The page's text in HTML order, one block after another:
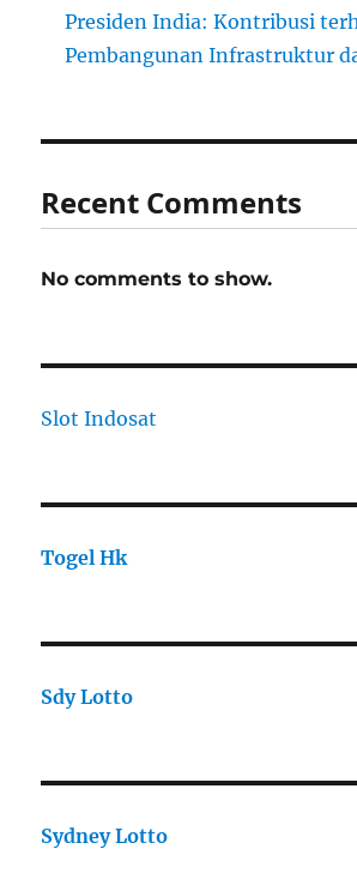
Presiden India: Kontribusi
Pembangunan Infrastruktur
Recent Comments
No comments to show.
Slot Indosat
Togel Hk
Sdy Lotto
Sydney Lotto